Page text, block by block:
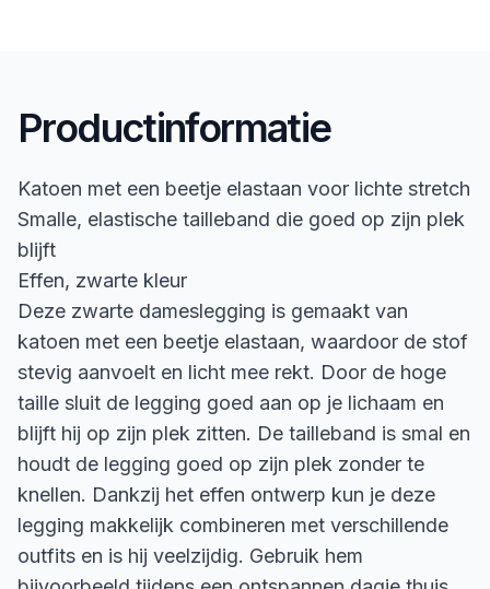
Productinformatie
Katoen met een beetje elastaan voor lichte stretch
Smalle, elastische tailleband die goed op zijn plek
blijft
Effen, zwarte kleur
Deze zwarte dameslegging is gemaakt van
katoen met een beetje elastaan, waardoor de stof
stevig aanvoelt en licht mee rekt. Door de hoge
taille sluit de legging goed aan op je lichaam en
blijft hij op zijn plek zitten. De tailleband is smal en
houdt de legging goed op zijn plek zonder te
knellen. Dankzij het effen ontwerp kun je deze
legging makkelijk combineren met verschillende
outfits en is hij veelzijdig. Gebruik hem